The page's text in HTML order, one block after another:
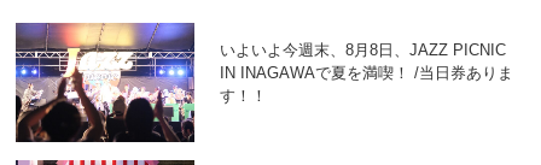
いよいよ今週末、8月8日、JAZZ PICNIC
IN INAGAWAで夏を満喫！ /当日券ありま
す！！